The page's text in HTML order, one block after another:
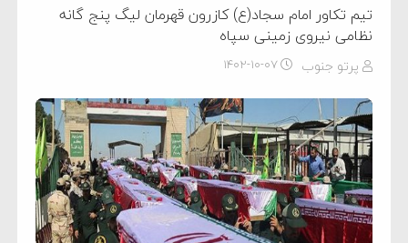
تیم تکاور امام سجاد(ع) کازرون قهرمان لیگ پنج گانه
نظامی نیروی زمینی سپاه
پرتو جنوب ۱۴۰۲-۱۰-۰۷